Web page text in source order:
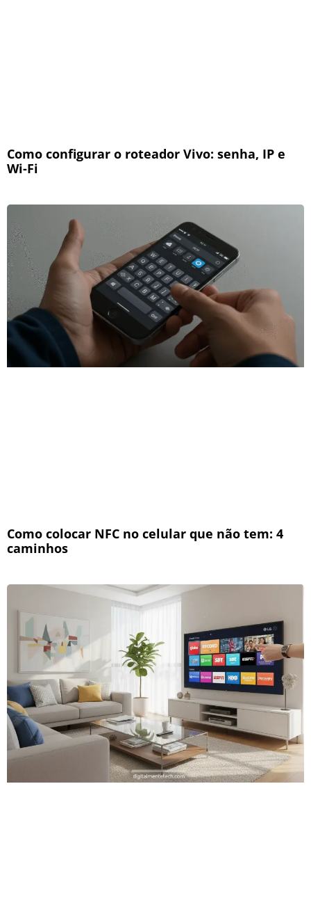
Como configurar o roteador Vivo: senha, IP e
Wi-Fi
Como colocar NFC no celular que não tem: 4
caminhos